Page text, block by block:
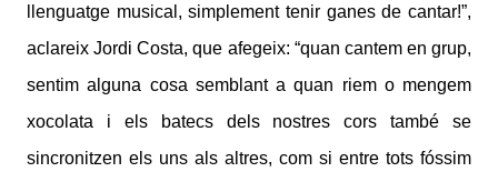
llenguatge musical, simplement tenir ganes de cantar!”,
aclareix Jordi Costa, que afegeix: “quan cantem en grup,
sentim alguna cosa semblant a quan riem o mengem
xocolata i els batecs dels nostres cors també se
sincronitzen els uns als altres, com si entre tots fóssim